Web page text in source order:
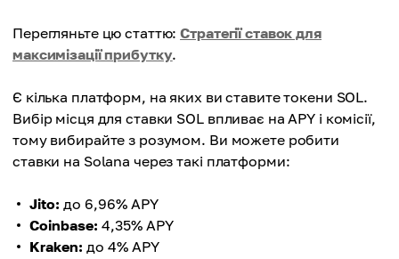
Перегляньте цю статтю:Стратегії ставок для
максимізації прибутку.
Є кілька платформ, на яких ви ставите токени SOL.
Вибір місця для ставки SOL впливає на APY і комісії,
тому вибирайте з розумом. Ви можете робити
ставки на Solana через такі платформи:
Jito: до 6,96% APY
Coinbase: 4,35% APY
Kraken: до 4% APY